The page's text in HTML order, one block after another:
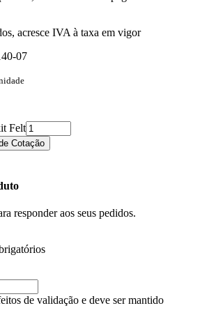
acresce IVA à taxa em vigor
07
Felt
Cotação
responder aos seus pedidos.
de validação e deve ser mantido